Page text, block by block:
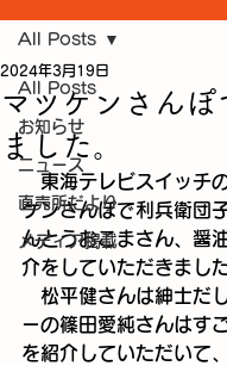
All Posts
お知らせ
ニュース
直売所だより
メディア掲載
All Posts
マツケンさんぽ
ました。
2024年3月19日
東海テレビスイッチ
ケンさんぽで利兵衛団
んとうおこまさん、醤
介をしていただきました
松平健さんは紳士だ
ーの篠田愛純さんはす
を紹介していただいて